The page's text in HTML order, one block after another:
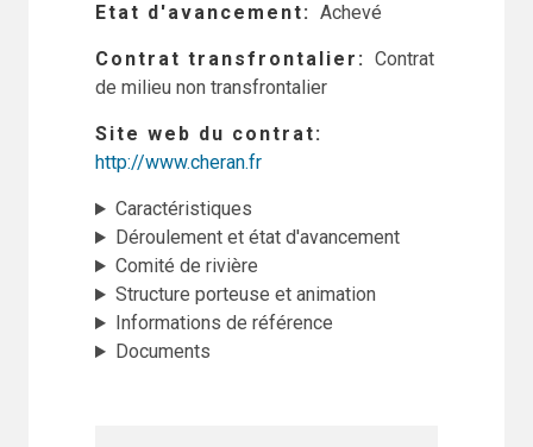
Etat d'avancement Achevé
Contrat transfrontalier
Contrat
de milieu non transfrontalier
Site web du contrat
http://www.cheran.fr
Caractéristiques
Déroulement et état d'avancement
Comité de rivière
Structure porteuse et animation
Informations de référence
Documents